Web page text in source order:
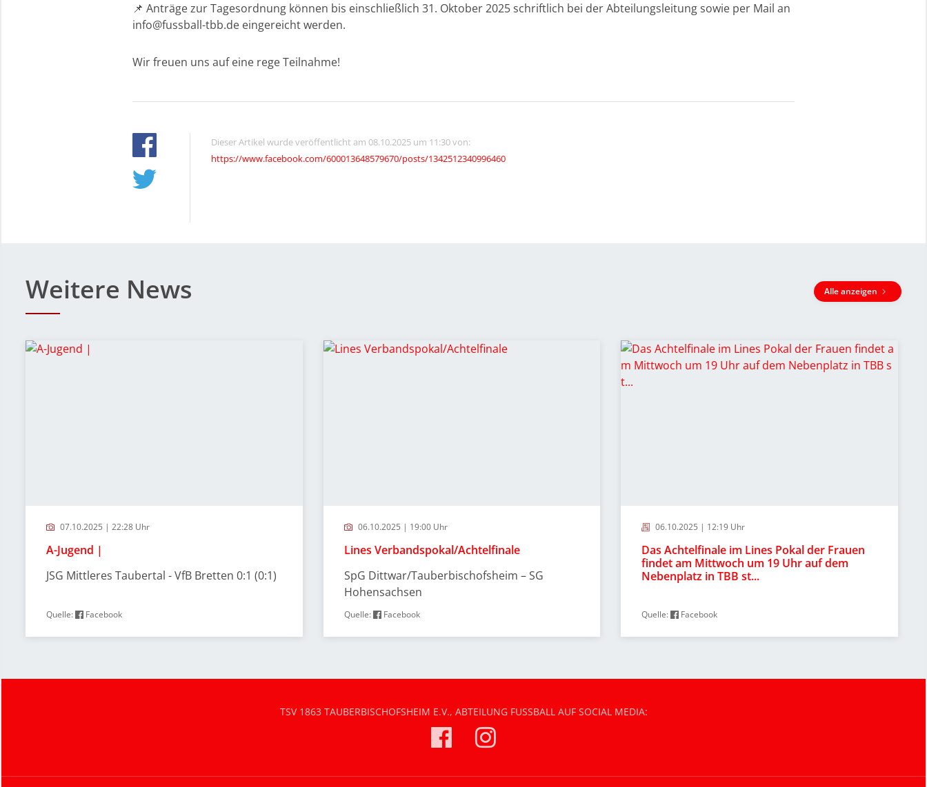
📌 Anträge zur Tagesordnung können bis einschließlich 31. Oktober 2025 schriftlich bei der Abteilungsleitung sowie per Mail an
info@fussball-tbb.de eingereicht werden.
Wir freuen uns auf eine rege Teilnahme!
Dieser Artikel wurde veröffentlicht am 08.10.2025 um 11:30 von:
https://www.facebook.com/600013648579670/posts/1342512340996460
Weitere News Alle anzeigen
07.10.2025 | 22:28 Uhr
A-Jugend |
JSG Mittleres Taubertal - VfB Bretten 0:1 (0:1)
Quelle: Facebook
06.10.2025 | 19:00 Uhr
Lines Verbandspokal/Achtelfinale
SpG Dittwar/Tauberbischofsheim – SG
Hohensachsen
Quelle: Facebook
06.10.2025 | 12:19 Uhr
Das Achtelfinale im Lines Pokal der Frauen
findet am Mittwoch um 19 Uhr auf dem
Nebenplatz in TBB st...
Quelle: Facebook
TSV 1863 TAUBERBISCHOFSHEIM E.V., ABTEILUNG FUSSBALL AUF SOCIAL MEDIA: